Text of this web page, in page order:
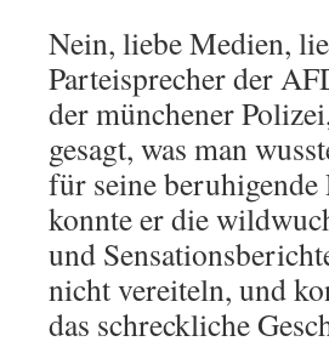
Nein, liebe Medien,
Parteisprecher der
der münchener
gesagt, was man
für seine
konnte er die
und
nicht vereiteln, und
das schreckliche